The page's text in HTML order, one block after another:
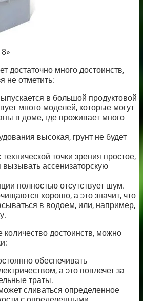
достаточно много достоинств,
не отметить:
в большой продуктовой
много моделей, которые могут
в доме, где проживает много
высокая, грунт не будет
точки зрения простое,
вызывать ассенизаторскую
полностью отсутствует шум.
хорошо, а это значит, что
в водоем, или, например,
количество достоинств, можно
обеспечивать
а это повлечет за
траты.
сливаться определенное